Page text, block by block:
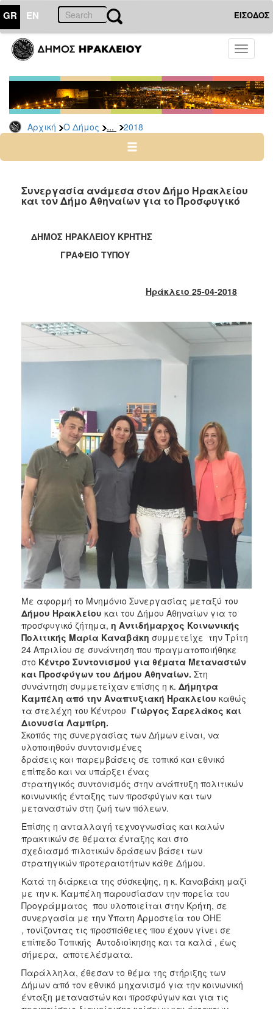
GR EN ΕΙΣΟΔΟΣ
Toggle
Αρχική Ο Δήμος ... 2018
ΔΗΜΟΣ
Δελτία
Τύπου
Αρχείο
2026
2024
2022
2020
2019
2015
2013
2012
2006
ΤΟΠΟΣ
ΠΟΛΙΤΙΣΜΟΣ
ΑΝΘΕΚΤΙΚΗ
Συνεργασία ανάμεσα στον Δήμο Ηρακλείου
και τον Δήμο Αθηναίων για το Προσφυγικό
ΔΗΜΟΣ ΗΡΑΚΛΕΙΟΥ ΚΡΗΤΗΣ
ΓΡΑΦΕΙΟ ΤΥΠΟΥ
Ηράκλειο 25-04-2018
Με αφορμή το Μνημόνιο Συνεργασίας μεταξύ του
Δήμου Ηρακλείου και του Δήμου Αθηναίων για το
προσφυγικό ζήτημα, η Αντιδήμαρχος Κοινωνικής
Πολιτικής Μαρία Καναβάκη συμμετείχε την Τρίτη
24 Απριλίου σε συνάντηση που πραγματοποιήθηκε
στο Κέντρο Συντονισμού για θέματα Μεταναστών
και Προσφύγων του Δήμου Αθηναίων. Στη
συνάντηση συμμετείχαν επίσης η κ. Δήμητρα
Καμπέλη από την Αναπτυξιακή Ηρακλείου καθώς
τα στελέχη του Κέντρου Γιώργος Σαρελάκος και
Διονυσία Λαμπίρη.
Σκοπός της συνεργασίας των Δήμων είναι, να
υλοποιηθούν συντονισμένες
δράσεις και παρεμβάσεις σε τοπικό και εθνικό
επίπεδο και να υπάρξει ένας
στρατηγικός συντονισμός στην ανάπτυξη πολιτικών
κοινωνικής ένταξης των προσφύγων και των
μεταναστών στη ζωή των πόλεων.
Επίσης η ανταλλαγή τεχνογνωσίας και καλών
πρακτικών σε θέματα ένταξης και στο
σχεδιασμό πιλοτικών δράσεων βάσει των
στρατηγικών προτεραιοτήτων κάθε Δήμου.
Κατά τη διάρκεια της σύσκεψης, η κ. Καναβάκη μαζί
με την κ. Καμπέλη παρουσίασαν την πορεία του
Προγράμματος που υλοποιείται στην Κρήτη, σε
συνεργασία με την Ύπατη Αρμοστεία του ΟΗΕ
, τονίζοντας τις προσπάθειες που έχουν γίνει σε
επίπεδο Τοπικής Αυτοδιοίκησης και τα καλά , έως
σήμερα, αποτελέσματα.
Παράλληλα, έθεσαν το θέμα της στήριξης των
Δήμων από τον εθνικό μηχανισμό για την κοινωνική
ένταξη μεταναστών και προσφύγων και για τις